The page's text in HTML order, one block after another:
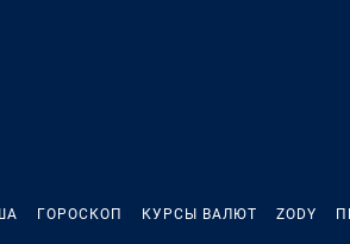
ГОРОСКОП КУРСЫ ВАЛЮТ ZODY